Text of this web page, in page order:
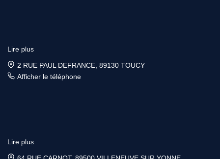
Lire plus
2 RUE PAUL DEFRANCE, 89130 TOUCY
Afficher le téléphone
Lire plus